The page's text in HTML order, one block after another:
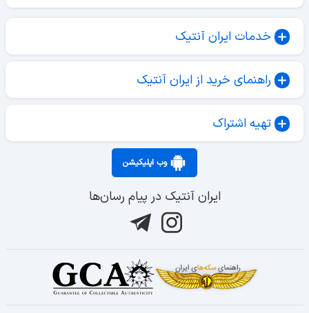
خدمات ایران آنتیک
راهنمای خرید از ایران آنتیک
تهیه اشتراک
وب اپلیکیشن
ایران آنتیک در پیام رسان‌ها